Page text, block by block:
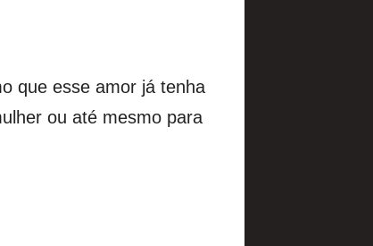
que esse amor já tenha
ou até mesmo para